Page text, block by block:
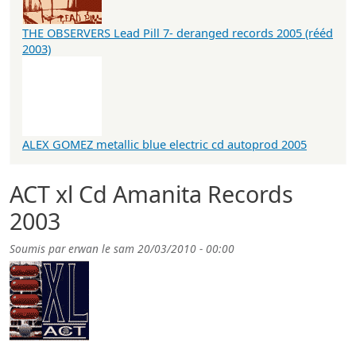
ACT xl Cd Amanita Records
2003
Soumis parerwan le sam 20/03/2010 - 00:00
THE OBSERVERS Lead Pill 7- deranged records 2005 (rééd
2003)
ALEX GOMEZ metallic blue electric cd autoprod 2005